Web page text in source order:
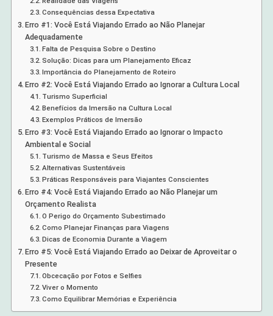
Consequências dessa Expectativa
Erro #1: Você Está Viajando Errado ao Não Planejar
Adequadamente
Falta de Pesquisa Sobre o Destino
Solução: Dicas para um Planejamento Eficaz
Importância do Planejamento de Roteiro
Erro #2: Você Está Viajando Errado ao Ignorar a Cultura Local
Turismo Superficial
Benefícios da Imersão na Cultura Local
Exemplos Práticos de Imersão
Erro #3: Você Está Viajando Errado ao Ignorar o Impacto
Ambiental e Social
Turismo de Massa e Seus Efeitos
Alternativas Sustentáveis
Práticas Responsáveis para Viajantes Conscientes
Erro #4: Você Está Viajando Errado ao Não Planejar um
Orçamento Realista
O Perigo do Orçamento Subestimado
Como Planejar Finanças para Viagens
Dicas de Economia Durante a Viagem
Erro #5: Você Está Viajando Errado ao Deixar de Aproveitar o
Presente
Obcecação por Fotos e Selfies
Viver o Momento
Como Equilibrar Memórias e Experiência